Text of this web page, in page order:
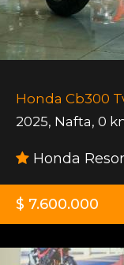
Honda Cb300
2025, Nafta, 0
Honda
$ 7.600.000